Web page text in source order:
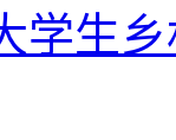
学生